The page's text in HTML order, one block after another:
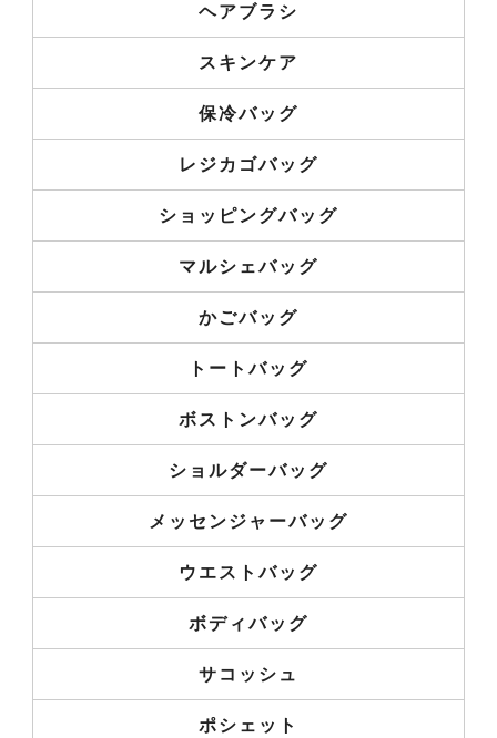
ヘアブラシ
スキンケア
保冷バッグ
レジカゴバッグ
ショッピングバッグ
マルシェバッグ
かごバッグ
トートバッグ
ボストンバッグ
ショルダーバッグ
メッセンジャーバッグ
ウエストバッグ
ボディバッグ
サコッシュ
ポシェット